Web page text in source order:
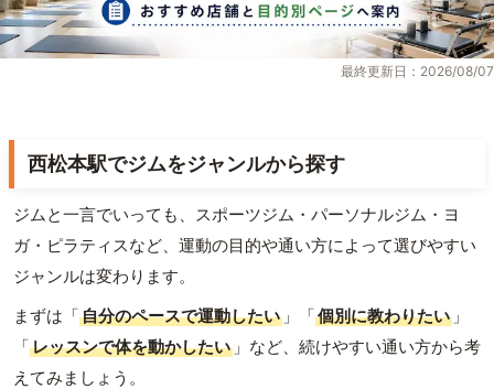
最終更新日：2026/08/07
西松本駅でジムをジャンルから探す
ジムと一言でいっても、スポーツジム・パーソナルジム・ヨ
ガ・ピラティスなど、運動の目的や通い方によって選びやすい
ジャンルは変わります。
まずは「自分のペースで運動したい 」「個別に教わりたい 」
「レッスンで体を動かしたい 」など、続けやすい通い方から考
えてみましょう。